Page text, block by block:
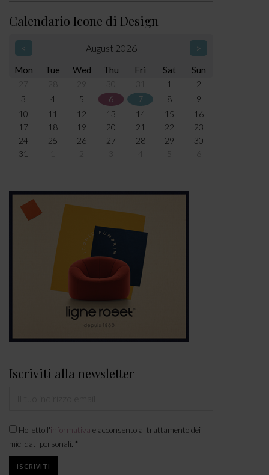
Calendario Icone di Design
< August 2026 >
Mon Tue Wed Thu Fri Sat Sun
1
2
3
4 5 6 7 8
9
10
11 12 13 14 15
16
17
18 19 20 21 22
23
24
25 26 27 28 29
30
31
4
Iscriviti alla newsletter
Ho letto l'informativa e acconsento al trattamento dei
miei dati personali. *